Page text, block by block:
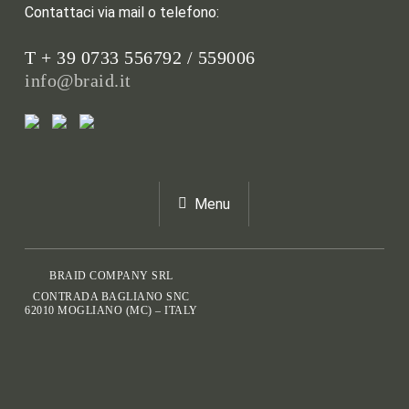
Contattaci via mail o telefono:
T + 39 0733 556792 / 559006
info@braid.it
Menu
BRAID COMPANY SRL
CONTRADA BAGLIANO SNC
62010 MOGLIANO (MC) – ITALY